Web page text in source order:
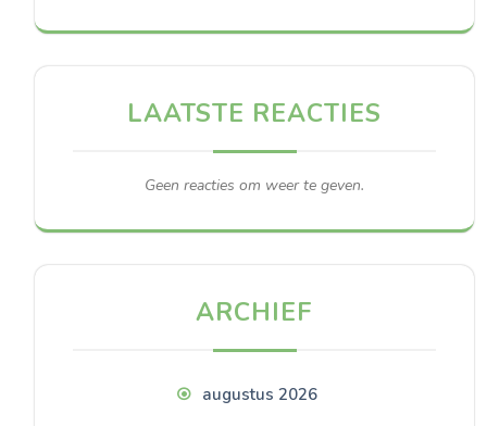
LAATSTE REACTIES
Geen reacties om weer te geven.
ARCHIEF
augustus 2026